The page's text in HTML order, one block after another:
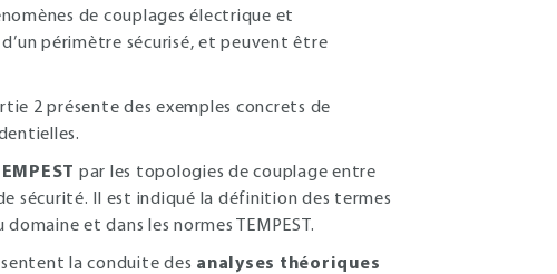
de couplages électrique et
périmètre sécurisé, et peuvent être
2 présente des exemples concrets de
par les topologies de couplage entre
sécurité. Il est indiqué la définition des termes
et dans les normes TEMPEST.
la conduite des analyses théoriques